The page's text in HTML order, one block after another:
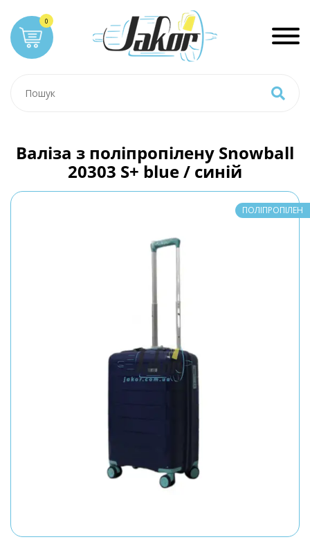
Валіза з поліпропілену Snowball
20303 S+ blue / синій
ПОЛІПРОПІЛЕН